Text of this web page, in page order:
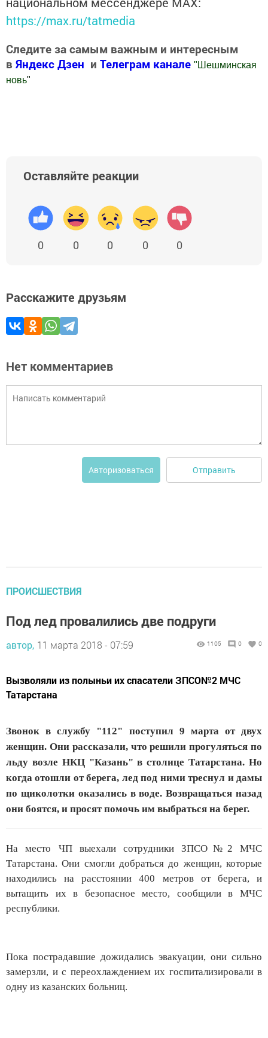
https://max.ru/tatmedia
Следите за самым важным и интересным
в Яндекс Дзен и Телеграм канале " Шешминская
новь"
Оставляйте реакции
0 0 0 0 0
Расскажите друзьям
Нет комментариев
Авторизоваться Отправить
ПРОИСШЕСТВИЯ
Под лед провалились две подруги
автор, 11 марта 2018 - 07:59 1105 0 0
Вызволяли из полыньи их спасатели ЗПСО№2 МЧС
Татарстана
Звонок в службу "112" поступил 9 марта от двух
женщин. Они рассказали, что решили прогуляться по
льду возле НКЦ "Казань" в столице Татарстана. Но
когда отошли от берега, лед под ними треснул и дамы
по щиколотки оказались в воде. Возвращаться назад
они боятся, и просят помочь им выбраться на берег.
На место ЧП выехали сотрудники ЗПСО№2 МЧС
Татарстана. Они смогли добраться до женщин, которые
находились на расстоянии 400 метров от берега, и
вытащить их в безопасное место, сообщили в МЧС
республики.
Пока пострадавшие дожидались эвакуации, они сильно
замерзли, и с переохлаждением их госпитализировали в
одну из казанских больниц.